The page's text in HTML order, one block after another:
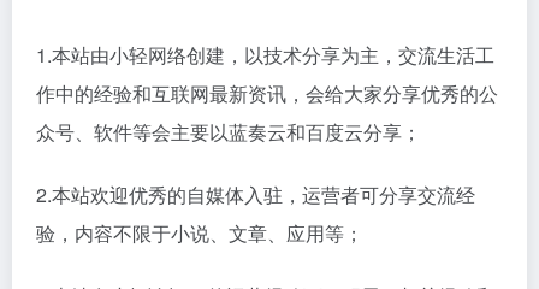
1.本站由小轻网络创建，以技术分享为主，交流生活工
作中的经验和互联网最新资讯，会给大家分享优秀的公
众号、软件等会主要以蓝奏云和百度云分享；
2.本站欢迎优秀的自媒体入驻，运营者可分享交流经
验，内容不限于小说、文章、应用等；